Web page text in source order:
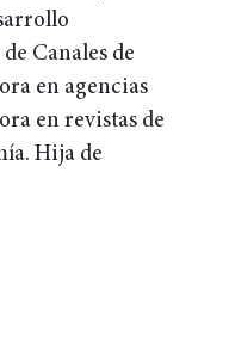
Canales de
en agencias
en revistas de
Hija de